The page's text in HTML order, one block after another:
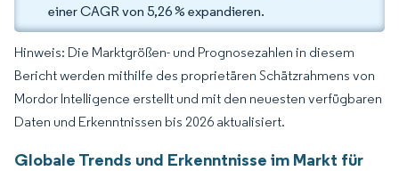
einer CAGR von 5,26 % expandieren.
Hinweis: Die Marktgrößen- und Prognosezahlen in diesem
Bericht werden mithilfe des proprietären Schätzrahmens von
Mordor Intelligence erstellt und mit den neuesten verfügbaren
Daten und Erkenntnissen bis 2026 aktualisiert.
Globale Trends und Erkenntnisse im Markt für